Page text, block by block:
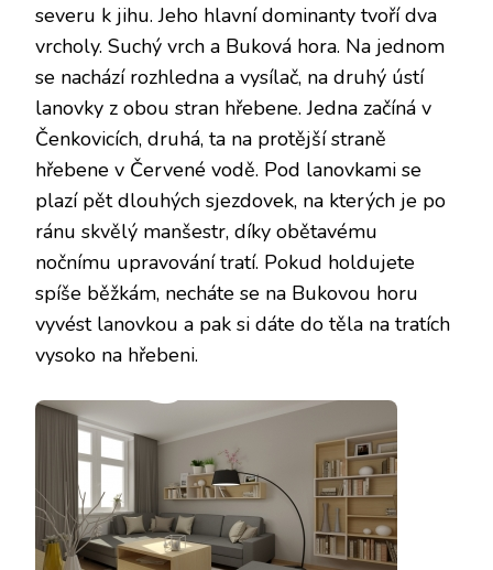
severu k jihu. Jeho hlavní dominanty tvoří dva
vrcholy. Suchý vrch a Buková hora. Na jednom
se nachází rozhledna a vysílač, na druhý ústí
lanovky z obou stran hřebene. Jedna začíná v
Čenkovicích, druhá, ta na protější straně
hřebene v Červené vodě. Pod lanovkami se
plazí pět dlouhých sjezdovek, na kterých je po
ránu skvělý manšestr, díky obětavému
nočnímu upravování tratí. Pokud holdujete
spíše běžkám, necháte se na Bukovou horu
vyvést lanovkou a pak si dáte do těla na tratích
vysoko na hřebeni.